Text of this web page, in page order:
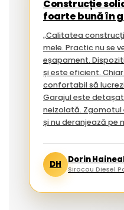
Construcție
foarte bună în
„Calitatea
mele. Practic nu se vede fum din țeava de
eșapament.
și este eficient.
confortabil să lucrezi doar cu un
Garajul este
neizolată.
și nu
DH Dorin
Sirocou Diesel